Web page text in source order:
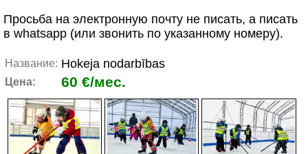
Просьба на электронную почту не писать, а писать
в whatsapp (или звонить по указанному номеру).
Название: Hokeja nodarbības
Цена: 60 €/мес.